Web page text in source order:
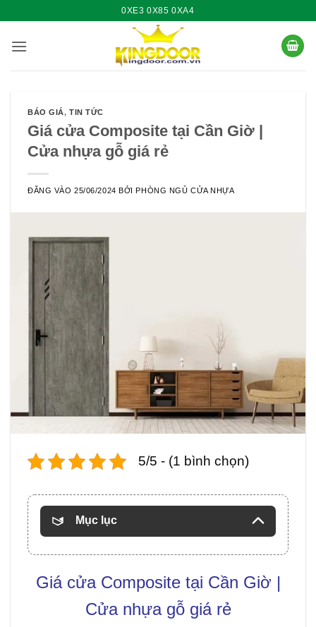
nội
0XE3 0X85 0XA4
BÁO GIÁ,TIN TỨC
Giá cửa Composite tại Cần Giờ |
Cửa nhựa gỗ giá rẻ
ĐĂNG VÀO25/06/2024 BỞIPHÒNG NGỦ CỬA NHỰA
5/5 - (1 bình chọn)
Mục lục
Giá cửa Compositetại Cần Giờ |
Cửa nhựa gỗ giá rẻ